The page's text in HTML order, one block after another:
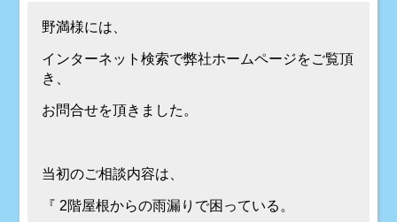
野満様には、
インターネット検索で弊社ホームページをご覧頂
き、
お問合せを頂きました。
当初のご相談内容は、
『 2階屋根からの雨漏りで困っている。